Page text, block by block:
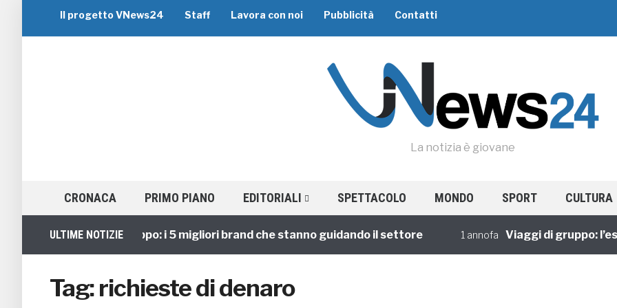
Il progetto VNews24 Staff Lavora con noi Pubblicità Contatti
La notizia è giovane
CRONACA PRIMO PIANO EDITORIALI SPETTACOLO MONDO SPORT CULTURA
ULTIME NOTIZIE
Viaggi di Gruppo: i 5 migliori brand che stanno guidando il settore 1 annofa Viaggi di gruppo:
Tag:richieste di denaro